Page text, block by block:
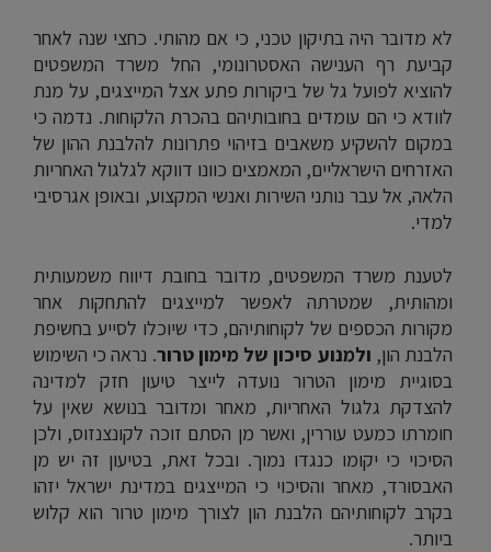
לא מדובר היה בתיקון טכני, כי אם מהותי. כחצי שנה לאחר
קביעת רף הענישה האסטרונומי, החל משרד המשפטים
להוציא לפועל גל של ביקורות פתע אצל המייצגים, על מנת
לוודא כי הם עומדים בחובותיהם בהכרת הלקוחות. נדמה כי
במקום להשקיע משאבים בזיהוי פתרונות להלבנת ההון של
האזרחים הישראליים, המאמצים כוונו דווקא לגלגול האחריות
הלאה, אל עבר נותני השירות ואנשי המקצוע, ובאופן אגרסיבי
למדי.
לטענת משרד המשפטים, מדובר בחובת דיווח משמעותית
ומהותית, שמטרתה לאפשר למייצגים להתחקות אחר
מקורות הכספים של לקוחותיהם, כדי שיוכלו לסייע בחשיפת
הלבנת הון, ולמנוע סיכון של מימון טרור. נראה כי השימוש
בסוגיית מימון הטרור נועדה לייצר טיעון חזק למדינה
להצדקת גלגול האחריות, מאחר ומדובר בנושא שאין על
חומרתו כמעט עוררין, ואשר מן הסתם זוכה לקונצנזוס, ולכן
הסיכוי כי יקומו כנגדו נמוך. ובכל זאת, בטיעון זה יש מן
האבסורד, מאחר והסיכוי כי המייצגים במדינת ישראל יזהו
בקרב לקוחותיהם הלבנת הון לצורך מימון טרור הוא קלוש
ביותר.